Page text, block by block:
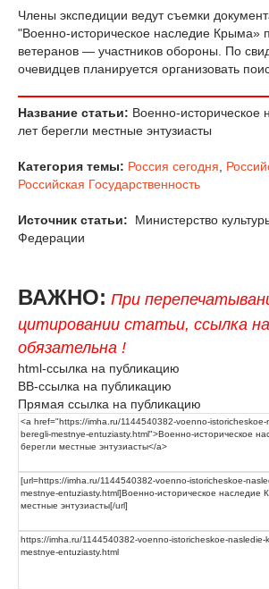
Члены экспедиции ведут съемки
"Военно-историческое наследие Крыма»
ветеранов — участников обороны. По
очевидцев планируется организовать
Название статьи: Военно-
лет берегли местные энтузиасты
Категория темы: Россия сегодня
Российская Государственность
Источник статьи:
Министерство
Федерации
ВАЖНО: При
цитировании статьи, ссылка
обязательна !
html-ссылка на публикацию
BB-ссылка на публикацию
Прямая ссылка на публикацию